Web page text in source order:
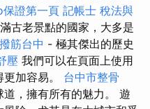
保證第一頁 記帳士 稅法與
古老景點的國家，大多是
撥筋台中 - 極其傑出的歷史
壓 我們可以在頁面上使用
加容易。 台中市整骨
，擁有所有的魅力。 遊